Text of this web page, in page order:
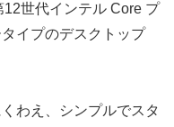
世代インテル Core プ
イプのデスクトップ
わえ、シンプルでスタ